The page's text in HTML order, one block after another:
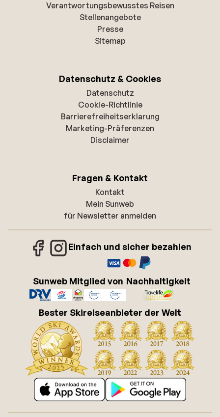
Verantwortungsbewusstes Reisen
Stellenangebote
Presse
Sitemap
Datenschutz & Cookies
Datenschutz
Cookie-Richtlinie
Barrierefreiheitserklarung
Marketing-Präferenzen
Disclaimer
Fragen & Kontakt
Kontakt
Mein Sunweb
für Newsletter anmelden
Einfach und sicher bezahlen
Sunweb Mitglied von Nachhaltigkeit
Bester Skireiseanbieter der Welt